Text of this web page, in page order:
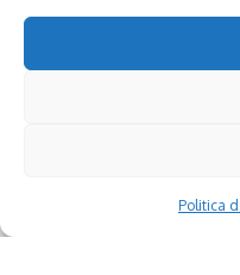
Politica
lacuri, cele mai vechi orașe,
multe etnii, CELE MAI